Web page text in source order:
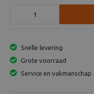
Snelle levering
Grote voorraad
Service en vakmanschap